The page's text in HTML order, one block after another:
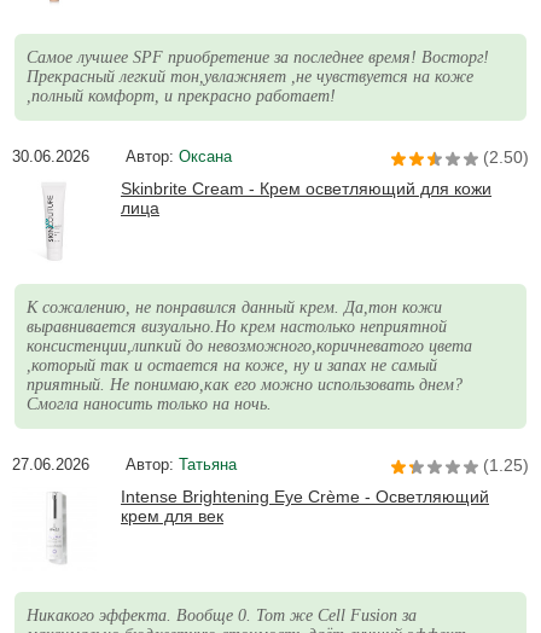
Самое лучшее SPF приобретение за последнее время! Восторг!
Прекрасный легкий тон,увлажняет ,не чувствуется на коже
,полный комфорт, и прекрасно работает!
30.06.2026 Автор: Оксана
(2.50)
Skinbrite Cream - Крем осветляющий для кожи
лица
К сожалению, не понравился данный крем. Да,тон кожи
выравнивается визуально.Но крем настолько неприятной
консистенции,липкий до невозможного,коричневатого цвета
,который так и остается на коже, ну и запах не самый
приятный. Не понимаю,как его можно использовать днем?
Смогла наносить только на ночь.
27.06.2026 Автор: Татьяна
(1.25)
Intense Brightening Eye Crème - Осветляющий
крем для век
Никакого эффекта. Вообще 0. Тот же Cell Fusion за